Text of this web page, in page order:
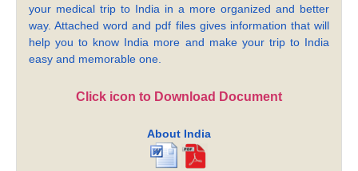
your medical trip to India in a more organized and better
way. Attached word and pdf files gives information that will
help you to know India more and make your trip to India
easy and memorable one.
Click icon to Download Document
About India